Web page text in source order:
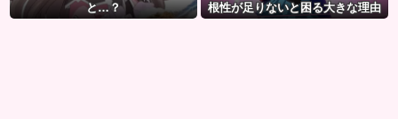
と…？
根性が足りないと困る大きな理由